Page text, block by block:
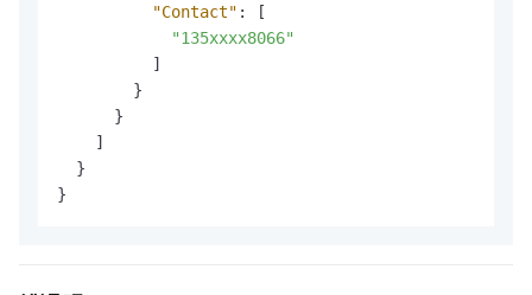
"Contact" :
[
"135xxxx8066"
]
}
}
]
}
}